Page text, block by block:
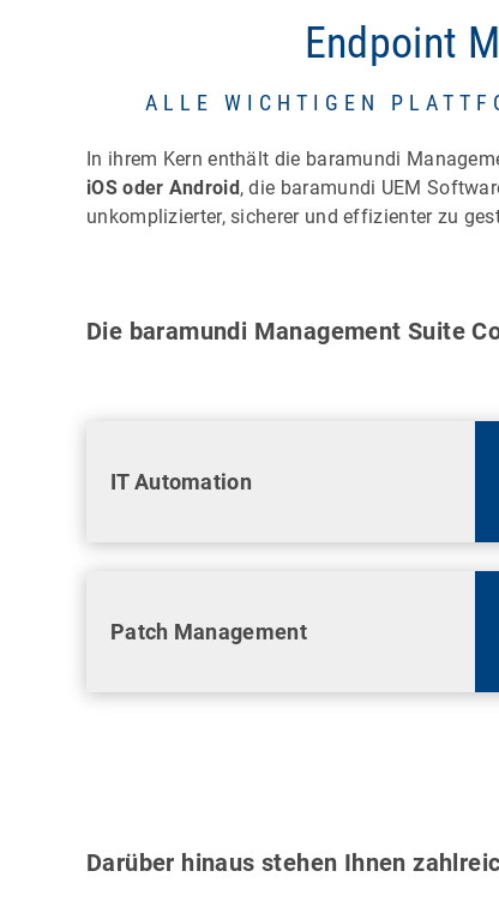
Endpoint
ALLE WICHTIGEN
In ihrem Kern enthält die baramundi
iOS oder Android, die baramundi UEM
unkomplizierter, sicherer und effizienter zu
Die baramundi Management Suite
IT Automation
Patch Management
Darüber hinaus stehen Ihnen